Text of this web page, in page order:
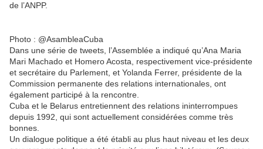
de l’ANPP.
Photo : @AsambleaCuba
Dans une série de tweets, l’Assemblée a indiqué qu’Ana Maria
Mari Machado et Homero Acosta, respectivement vice-présidente
et secrétaire du Parlement, et Yolanda Ferrer, présidente de la
Commission permanente des relations internationales, ont
également participé à la rencontre.
Cuba et le Belarus entretiennent des relations ininterrompues
depuis 1992, qui sont actuellement considérées comme très
bonnes.
Un dialogue politique a été établi au plus haut niveau et les deux